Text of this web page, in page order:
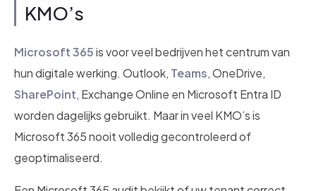
KMO’s
Microsoft 365is voor veel bedrijven het centrum van
hun digitale werking. Outlook, Teams, OneDrive,
SharePoint, Exchange Online en Microsoft Entra ID
worden dagelijks gebruikt. Maar in veel KMO’s is
Microsoft 365 nooit volledig gecontroleerd of
geoptimaliseerd.